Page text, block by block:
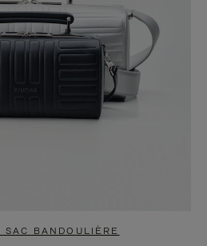
SAC BANDOULIÈRE